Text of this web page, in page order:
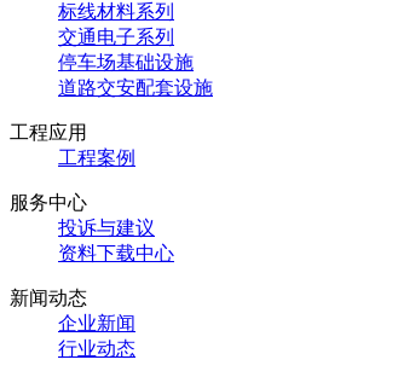
标线材料系列
交通电子系列
停车场基础设施
道路交安配套设施
工程应用
工程案例
服务中心
投诉与建议
资料下载中心
新闻动态
企业新闻
行业动态